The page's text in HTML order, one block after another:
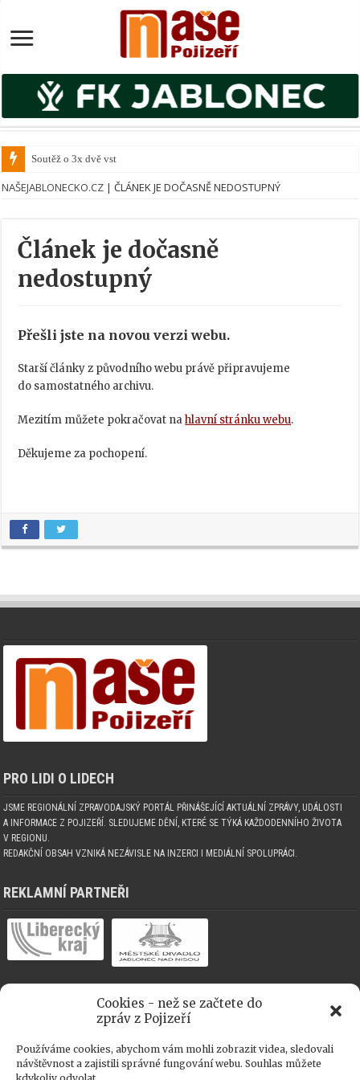
Cookies - než se začtete do
zpráv z Pojizeří
Používáme cookies, abychom vám mohli zobrazit videa, sledovali
návštěvnost a zajistili správné fungování webu. Souhlas můžete
Soutěž o 3x dvě vstupe
NAŠEJABLONECKO.CZ | ČLÁNEK JE DOČASNĚ NEDOSTUPNÝ
Článek je dočasně
nedostupný
Přešli jste na novou verzi webu.
Starší články z původního webu právě připravujeme
do samostatného archivu.
Mezitím můžete pokračovat nahlavní stránku webu.
Děkujeme za pochopení.
PRO LIDI O LIDECH
JSME REGIONÁLNÍ ZPRAVODAJSKÝ PORTÁL PŘINÁŠEJÍCÍ AKTUÁLNÍ ZPRÁVY, UDÁLOSTI
A INFORMACE Z POJIZEŘÍ. SLEDUJEME DĚNÍ, KTERÉ SE TÝKÁ KAŽDODENNÍHO ŽIVOTA
V REGIONU.
REDAKČNÍ OBSAH VZNIKÁ NEZÁVISLE NA INZERCI I MEDIÁLNÍ SPOLUPRÁCI.
REKLAMNÍ PARTNEŘI
MEDIÁLNÍ SPOLUPRÁCE